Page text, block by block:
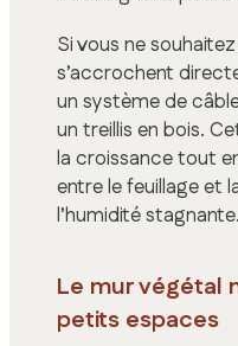
Si vous ne
s’accrochent
un système de
un treillis en bois.
la croissance tout
entre le feuillage et
l’humidité stagnante.
Le mur végétal
petits espaces